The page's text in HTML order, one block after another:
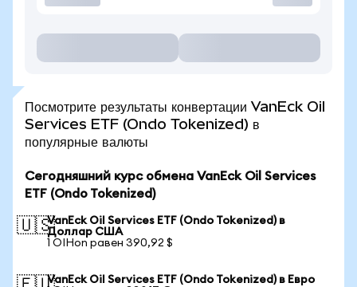
Посмотрите результаты конвертации VanEck Oil
Services ETF (Ondo Tokenized) в
популярные валюты
Сегодняшний курс обмена VanEck Oil Services
ETF (Ondo Tokenized)
🇺🇸VanEck Oil Services ETF (Ondo Tokenized) в
Доллар США
1 OIHon равен 390,92 $
VanEck Oil Services ETF (Ondo Tokenized) в Евро